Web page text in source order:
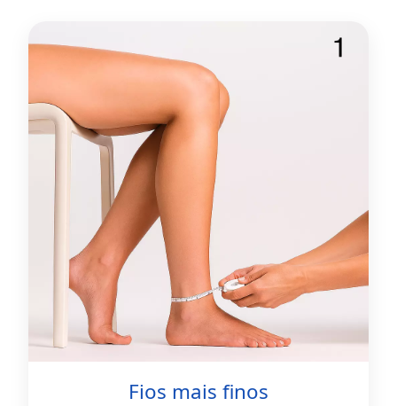
Fios mais finos